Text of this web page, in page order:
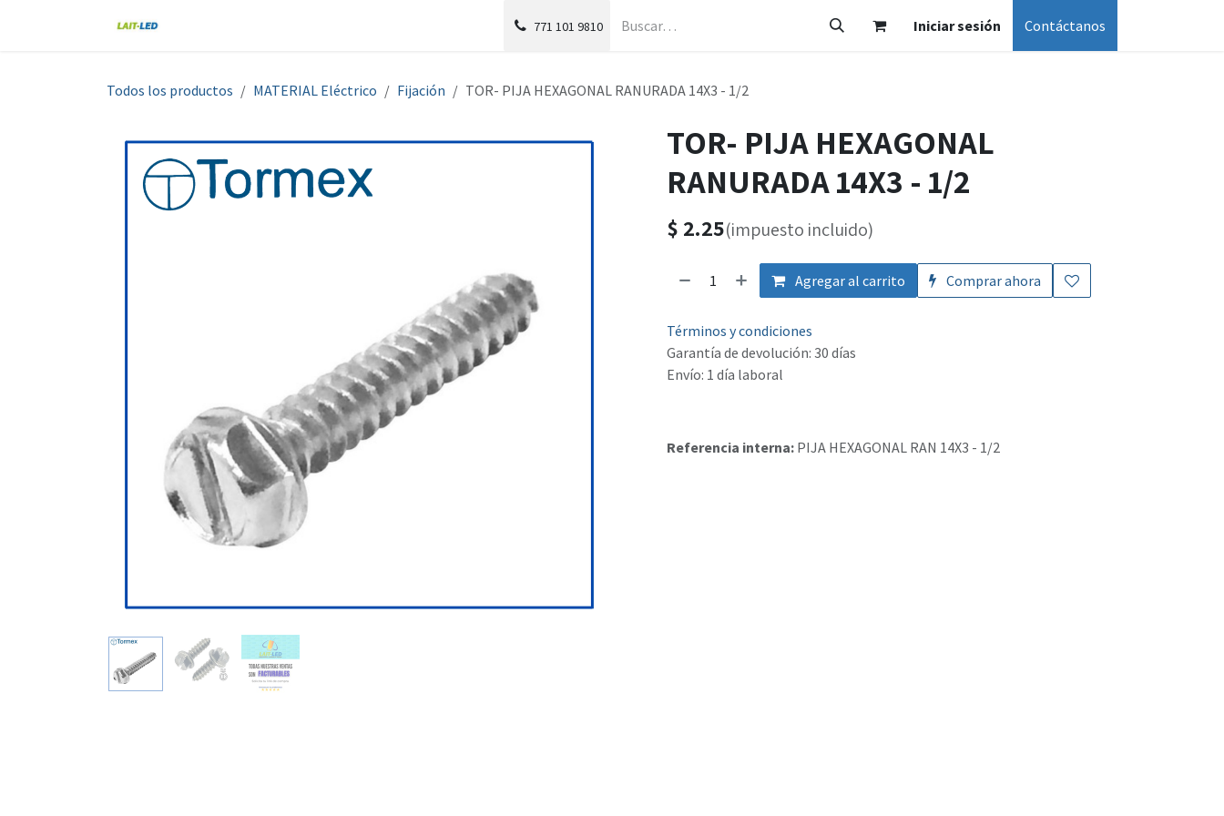
771 101 9810 Iniciar sesión Contáctanos
Todos los productos MATERIAL Eléctrico Fijación TOR- PIJA HEXAGONAL RANURADA 14X3 - 1/2
TOR- PIJA HEXAGONAL
RANURADA 14X3 - 1/2
$ 2.25(impuesto incluido)
Agregar al carrito Comprar ahora
Términos y condiciones
Garantía de devolución: 30 días
Envío: 1 día laboral
Referencia interna: PIJA HEXAGONAL RAN 14X3 - 1/2